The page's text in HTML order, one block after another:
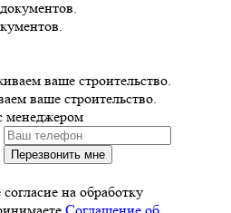
ваше строительство.
менеджером
Перезвонить мне
на обработку